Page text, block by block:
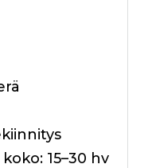
15–30 hv